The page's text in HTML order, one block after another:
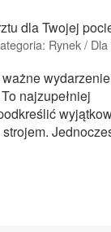
dla Twojej
Rynek / Dla
najzupełniej